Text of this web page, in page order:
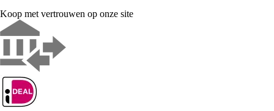
Koop met vertrouwen op onze site